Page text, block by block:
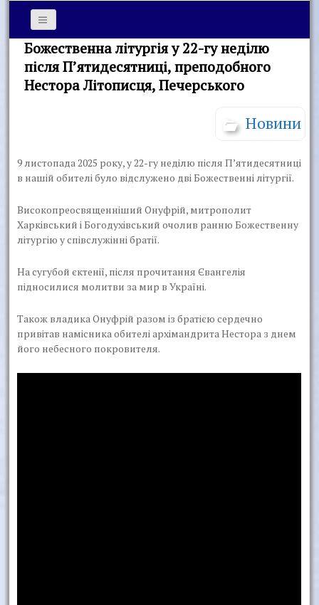
Божественна літургія у 22-гу неділю
після П’ятидесятниці, преподобного
Нестора Літописця, Печерського
Новини
9 листопада 2025 року, у 22-гу неділю після П’ятидесятниці
в нашій обителі було відслужено дві Божественні літургії.
Високопреосвященніший Онуфрій, митрополит
Харківський і Богодухівський очолив ранню Божественну
літургію у співслужінні братії.
На сугубой єктенії, після прочитання Євангелія
підносилися молитви за мир в Україні.
Також владика Онуфрій разом із братією сердечно
привітав намісника обителі архімандрита Нестора з днем
його небесного покровителя.